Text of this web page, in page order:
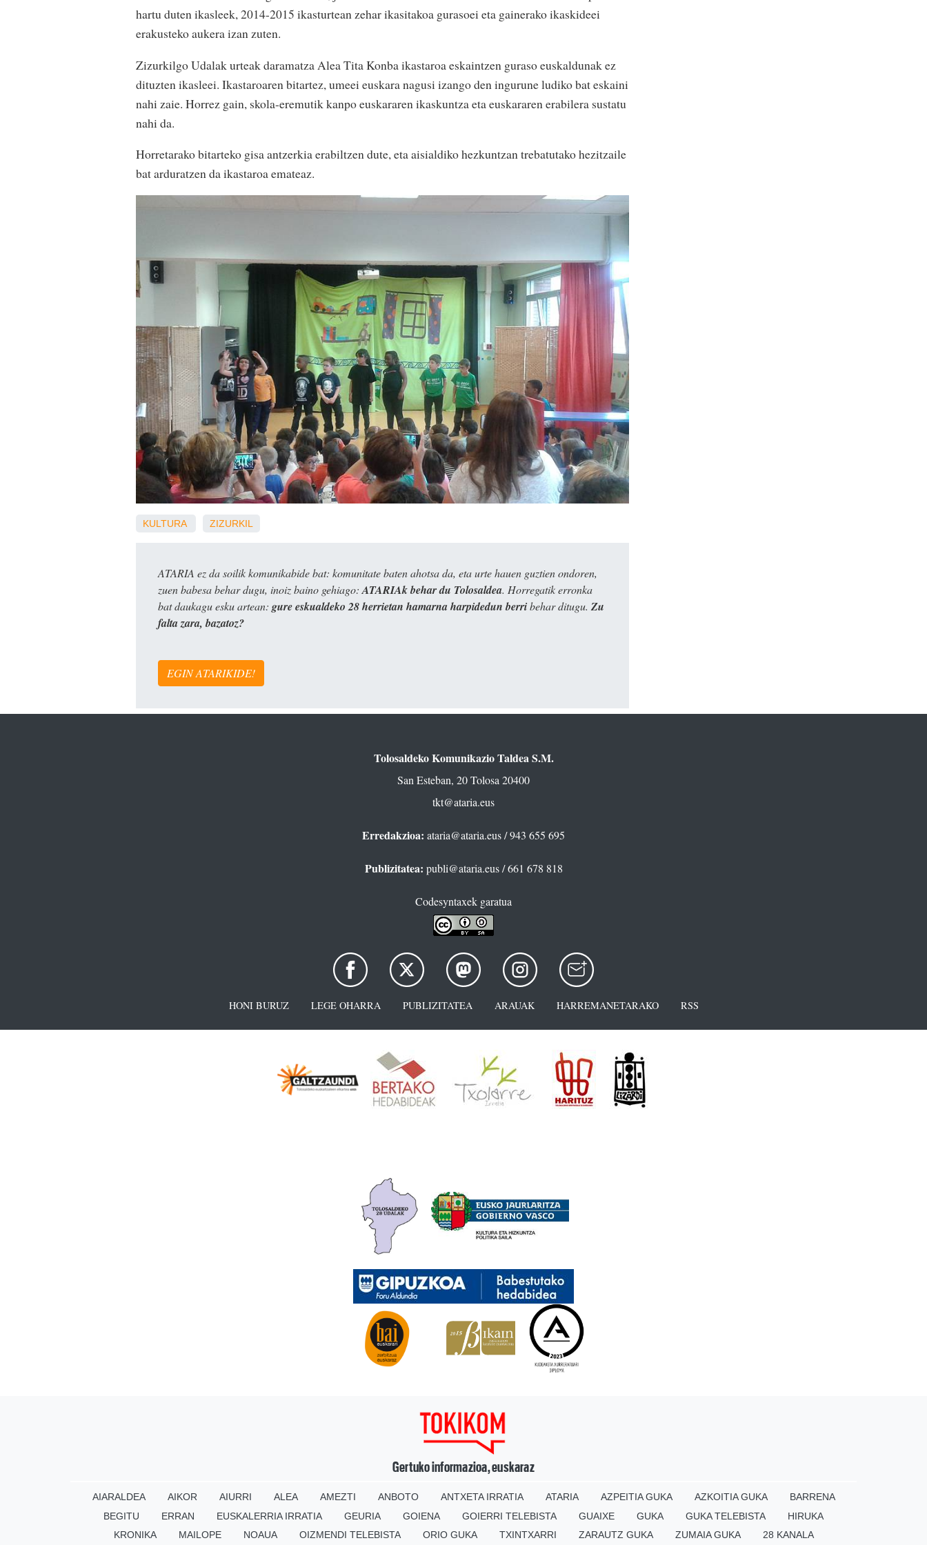
hartu duten ikasleek, 2014-2015 ikasturtean zehar ikasitakoa gurasoei eta gainerako ikaskideei
erakusteko aukera izan zuten.
Zizurkilgo Udalak urteak daramatza Alea Tita Konba ikastaroa eskaintzen guraso euskaldunak ez
dituzten ikasleei. Ikastaroaren bitartez, umeei euskara nagusi izango den ingurune ludiko bat eskaini
nahi zaie. Horrez gain, skola-eremutik kanpo euskararen ikaskuntza eta euskararen erabilera sustatu
nahi da.
Horretarako bitarteko gisa antzerkia erabiltzen dute, eta aisialdiko hezkuntzan trebatutako hezitzaile
bat arduratzen da ikastaroa emateaz.
KULTURA ZIZURKIL
ATARIA ez da soilik komunikabide bat: komunitate baten ahotsa da, eta urte hauen guztien ondoren,
zuen babesa behar dugu, inoiz baino gehiago: ATARIAk behar du Tolosaldea. Horregatik erronka
bat daukagu esku artean: gure eskualdeko 28 herrietan hamarna harpidedun berribehar ditugu. Zu
falta zara, bazatoz?
EGIN ATARIKIDE!
Tolosaldeko Komunikazio Taldea S.M.
San Esteban, 20 Tolosa 20400
tkt@ataria.eus
Erredakzioa: ataria@ataria.eus/ 943 655 695
Publizitatea: publi@ataria.eus/ 661 678 818
Codesyntaxek garatua
HONI BURUZ LEGE OHARRA PUBLIZITATEA ARAUAK HARREMANETARAKO RSS
Gertuko informazioa, euskaraz
AIARALDEA AIKOR AIURRI ALEA AMEZTI ANBOTO ANTXETA IRRATIA ATARIA AZPEITIA GUKA AZKOITIA GUKA
BARRENA
BEGITU
ERRAN EUSKALERRIA IRRATIA GEURIA GOIENA GOIERRI TELEBISTA GUAIXE GUKA GUKA TELEBISTA
HIRUKA
KRONIKA
MAILOPE NOAUA OIZMENDI TELEBISTA ORIO GUKA TXINTXARRI ZARAUTZ GUKA ZUMAIA GUKA 28 KANALA